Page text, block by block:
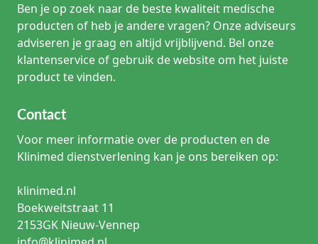
Ben je op zoek naar de beste kwaliteit medische
producten of heb je andere vragen? Onze adviseurs
adviseren je graag en altijd vrijblijvend. Bel onze
klantenservice of gebruik de website om het juiste
product te vinden.
Contact
Voor meer informatie over de producten en de
Klinimed dienstverlening kan je ons bereiken op:
klinimed.nl
Boekweitstraat 11
2153GK Nieuw-Vennep